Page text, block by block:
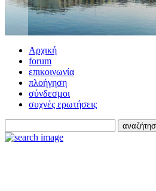
Αρχική
forum
επικοινωνία
πλοήγηση
σύνδεσμοι
συχνές ερωτήσεις